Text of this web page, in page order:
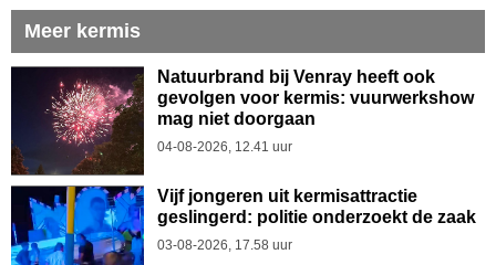
Meer kermis
Natuurbrand bij Venray heeft ook
gevolgen voor kermis: vuurwerkshow
mag niet doorgaan
04-08-2026, 12.41 uur
Vijf jongeren uit kermisattractie
geslingerd: politie onderzoekt de zaak
03-08-2026, 17.58 uur